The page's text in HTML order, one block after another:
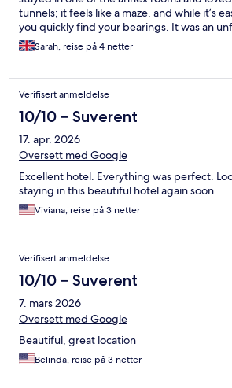
tunnels; it feels like a maze, and while it’s
you quickly find your bearings. It was an
we would definitely return!
Sarah, reise på 4 netter
Verifisert anmeldelse
10/10 – Suverent
17. apr. 2026
Oversett med Google
Excellent hotel. Everything was perfect.
staying in this beautiful hotel again soon.
Viviana, reise på 3 netter
Verifisert anmeldelse
10/10 – Suverent
7. mars 2026
Oversett med Google
Beautiful, great location
Belinda, reise på 3 netter